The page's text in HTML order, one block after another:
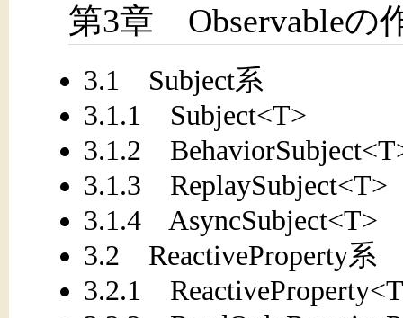
第3章 Observableの
3.1 Subject系
3.1.1 Subject<T>
3.1.2
3.1.3 ReplaySubject<T>
3.1.4 AsyncSubject<T>
3.2 ReactiveProperty系
3.2.1